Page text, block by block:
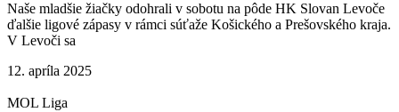
Naše mladšie žiačky odohrali v sobotu na pôde HK Slovan Levoče
ďalšie ligové zápasy v rámci súťaže Košického a Prešovského kraja.
V Levoči sa
12. apríla 2025
MOL Liga